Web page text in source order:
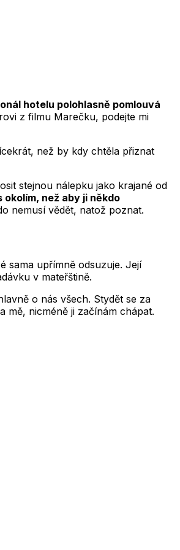
hotelu polohlasně pomlouvá
z filmu Marečku, podejte mi
než by kdy chtěla přiznat
stejnou nálepku jako krajané od
okolím, než aby ji někdo
nemusí vědět, natož poznat.
sama upřímně odsuzuje. Její
v mateřštině.
o nás všech. Stydět se za
mě, nicméně ji začínám chápat.